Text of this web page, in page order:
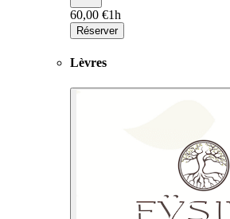
60,00 €1h
Réserver
Lèvres